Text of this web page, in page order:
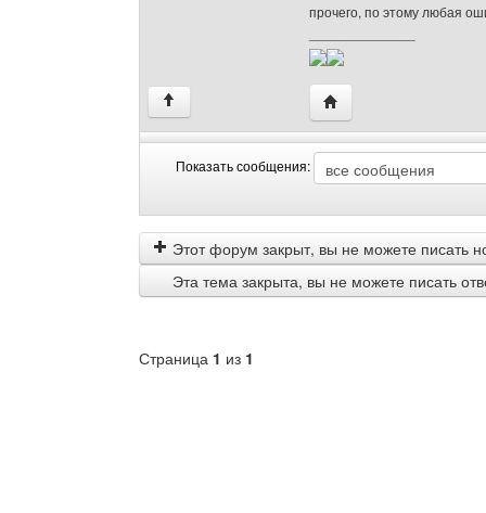
прочего, по этому любая
↑ Посетить сайт
Показать сообщения:
сообщения
by
Этот форум закрыт, вы не можете писать
Эта тема закрыта, вы не можете писать
Страница 1 из 1